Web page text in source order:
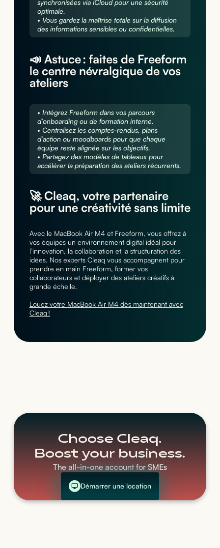
synchronisées via iCloud pour une sécurité
optimale.
• Vous gardez la maîtrise totale sur la diffusion
des informations sensibles ou confidentielles.
📣 Astuce : faites de Freeform
le centre névralgique de vos
ateliers
• Intégrez Freeform dans vos parcours
d’onboarding ou de formation interne.
• Centralisez les comptes-rendus, plans
d’action ou moodboards pour que chaque
équipe reste alignée sur les objectifs.
• Partagez des modèles de tableaux pour
accélérer la préparation des ateliers récurrents.
🚀 Cleaq, votre partenaire
pour une créativité sans limite
Avec le MacBook Air M4 et Freeform, vous offrez à
vos équipes un environnement digital idéal pour
l’innovation, la collaboration et la structuration des
idées. Nos experts Cleaq vous accompagnent pour
prendre en main Freeform, former vos
collaborateurs et déployer des ateliers créatifs à
grande échelle.
Louez votre MacBook Air M4 dès maintenant avec
Cleaq !
Choose Cleaq.
Boost your business.
The all-in-one account for SMEs
Démarrer une location